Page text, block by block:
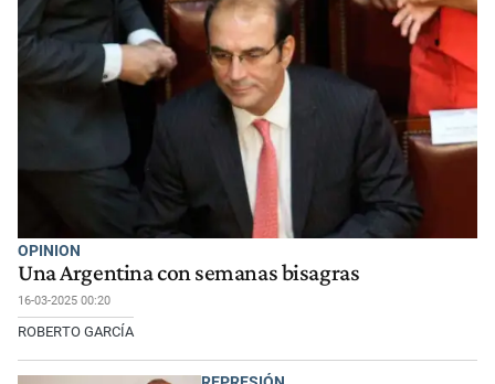
OPINION
Una Argentina con semanas bisagras
16-03-2025 00:20
ROBERTO GARCÍA